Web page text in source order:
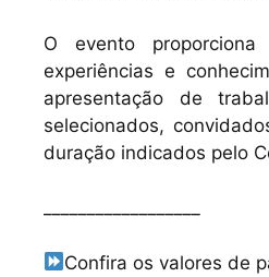
O evento
experiências e
apresentação de
selecionados,
duração indicados pelo
Confira os valores de